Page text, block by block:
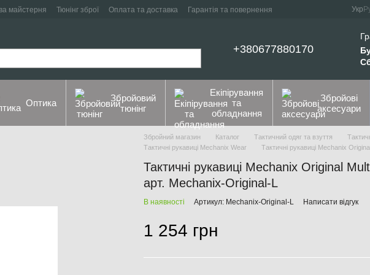
майстерня Тюнінг зброї Оплата та доставка
Гарантія та повернення
Укр
+380677880170
Оптика
Збройовий
тюнінг
Екіпірування
та
обладнання
Збройові
аксесуари
Збройний магазин Каталог Тактичний одяг та взуття
Тактичні рукавиці Mechanix Wear
Тактичні рукавиці Mechanix
Тактичні рукавиці Mechanix Original
арт. Mechanix-Original-L
В наявності Артикул: Mechanix-Original-L Написати відгук
1 254 грн